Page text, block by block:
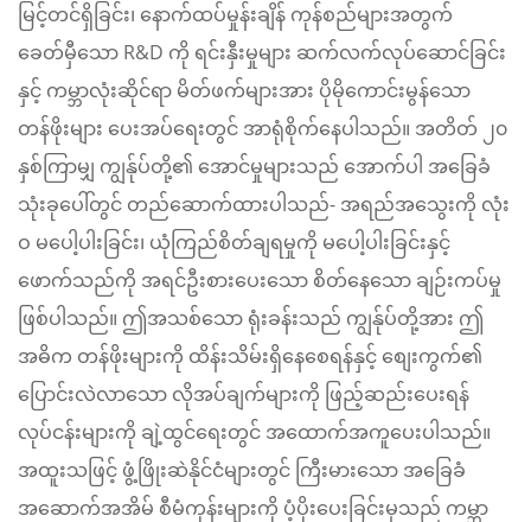
မြင့်တင်ရှိခြင်း၊ နောက်ထပ်မှုန်းချိန် ကုန်စည်များအတွက်
ခေတ်မှီသော R&D ကို ရင်းနှီးမှုများ ဆက်လက်လုပ်ဆောင်ခြင်း
နှင့် ကမ္ဘာလုံးဆိုင်ရာ မိတ်ဖက်များအား ပိုမိုကောင်းမွန်သော
တန်ဖိုးများ ပေးအပ်ရေးတွင် အာရုံစိုက်နေပါသည်။ အတိတ် ၂၀
နှစ်ကြာမျှ ကျွန်ုပ်တို့၏ အောင်မှုများသည် အောက်ပါ အခြေခံ
သုံးခုပေါ်တွင် တည်ဆောက်ထားပါသည်- အရည်အသွေးကို လုံး
ဝ မပေါ့ပါးခြင်း၊ ယုံကြည်စိတ်ချရမှုကို မပေါ့ပါးခြင်းနှင့်
ဖောက်သည်ကို အရင်ဦးစားပေးသော စိတ်နေသော ချဉ်းကပ်မှု
ဖြစ်ပါသည်။ ဤအသစ်သော ရုံးခန်းသည် ကျွန်ုပ်တို့အား ဤ
အဓိက တန်ဖိုးများကို ထိန်းသိမ်းရှိနေစေရန်နှင့် စျေးကွက်၏
ပြောင်းလဲလာသော လိုအပ်ချက်များကို ဖြည့်ဆည်းပေးရန်
လုပ်ငန်းများကို ချဲ့ထွင်ရေးတွင် အထောက်အကူပေးပါသည်။
အထူးသဖြင့် ဖွံ့ဖြိုးဆဲနိုင်ငံများတွင် ကြီးမားသော အခြေခံ
အဆောက်အအိမ် စီမံကုန်းများကို ပံ့ပိုးပေးခြင်းမှသည် ကမ္ဘာ